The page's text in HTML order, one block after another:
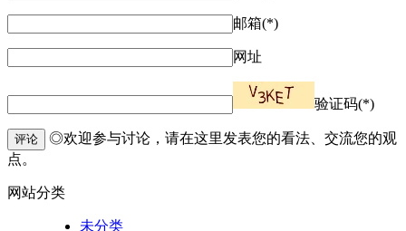
邮箱(*)
网址
验证码(*)
评论
◎欢迎参与讨论，请在这里发表您的看法、交流您的观
点。
网站分类
未分类